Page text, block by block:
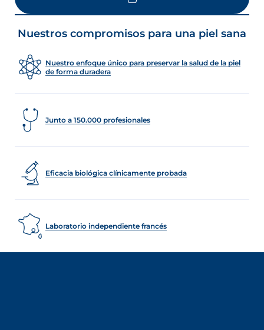
Nuestros compromisos para una piel sana
Nuestro enfoque único para preservar la salud de la piel
de forma duradera
Junto a 150.000 profesionales
Eficacia biológica clínicamente probada
Laboratorio independiente francés